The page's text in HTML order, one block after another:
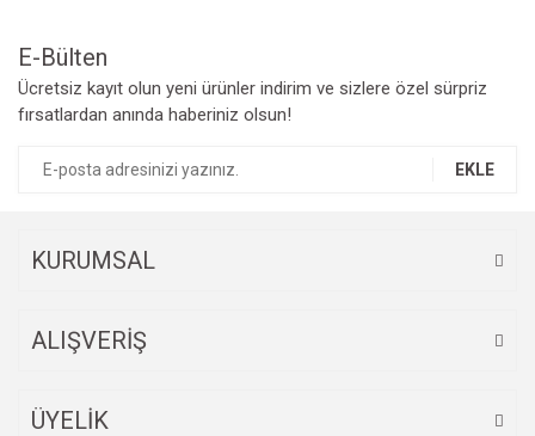
E-Bülten
Ücretsiz kayıt olun yeni ürünler indirim ve sizlere özel sürpriz
fırsatlardan anında haberiniz olsun!
EKLE
KURUMSAL
ALIŞVERİŞ
ÜYELİK